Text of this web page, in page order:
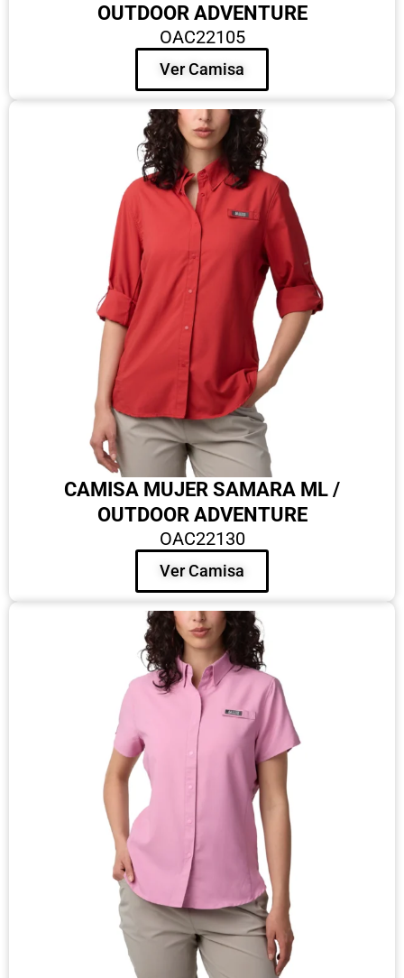
OUTDOOR ADVENTURE
OAC22105
Ver Camisa
CAMISA MUJER SAMARA ML /
OUTDOOR ADVENTURE
OAC22130
Ver Camisa